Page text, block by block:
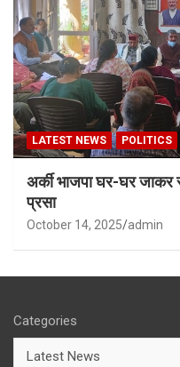
LATEST NEWS POLITICS
अर्की भाजपा घर-घर जाकर
प्रसा
October 14, 2025 admin
Categories